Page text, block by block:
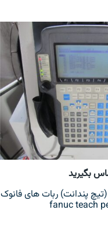
بگیرید
(تیچ پندانت) ربات های فانوک
fanuc teach